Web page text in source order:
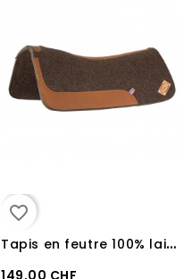
favorite_border
T
apis en feutre 100% laine Pool's
149,00 CHF